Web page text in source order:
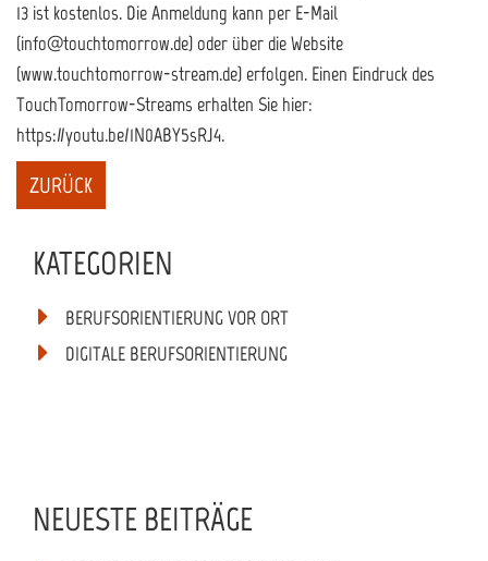
13 ist kostenlos. Die Anmeldung kann per E-Mail
(info@touchtomorrow.de) oder über die Website
(www.touchtomorrow-stream.de) erfolgen. Einen Eindruck des
TouchTomorrow-Streams erhalten Sie hier:
https://youtu.be/1N0ABY5sRJ4.
KATEGORIEN
BERUFSORIENTIERUNG VOR ORT
DIGITALE BERUFSORIENTIERUNG
NEUESTE BEITRÄGE